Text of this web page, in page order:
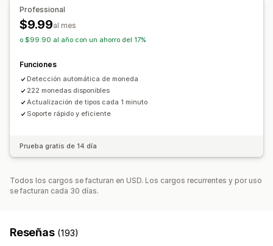
Professional
$9.99al mes
o $99.90 al año con un ahorro del 17%
Funciones
Detección automática de moneda
222 monedas disponibles
Actualización de tipos cada 1 minuto
Soporte rápido y eficiente
Prueba gratis de 14 día
Todos los cargos se facturan en USD. Los cargos recurrentes y por uso
se facturan cada 30 días.
Reseñas (193)